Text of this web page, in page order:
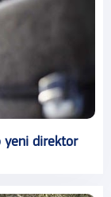
yeni direktor